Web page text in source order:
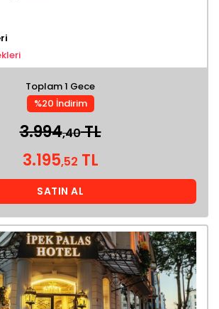
Toplam 1 Gece
%20 İndirim
3.994,40TL
3.195,52 TL
SATIN AL